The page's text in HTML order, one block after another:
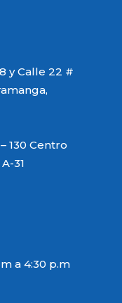
y Calle 22 #
130 Centro
31
a 4:30 p.m